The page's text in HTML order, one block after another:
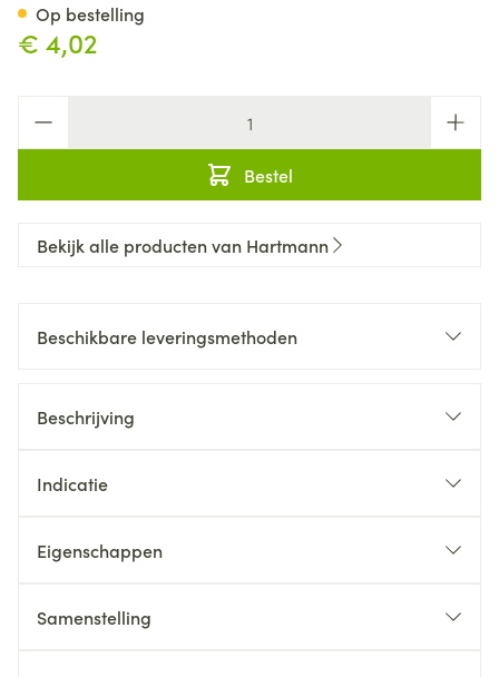
€ 4,02
Bestel
Op bestelling
Bekijk alle producten van Hartmann
Beschikbare leveringsmethoden
Beschrijving
Indicatie
Eigenschappen
Samenstelling